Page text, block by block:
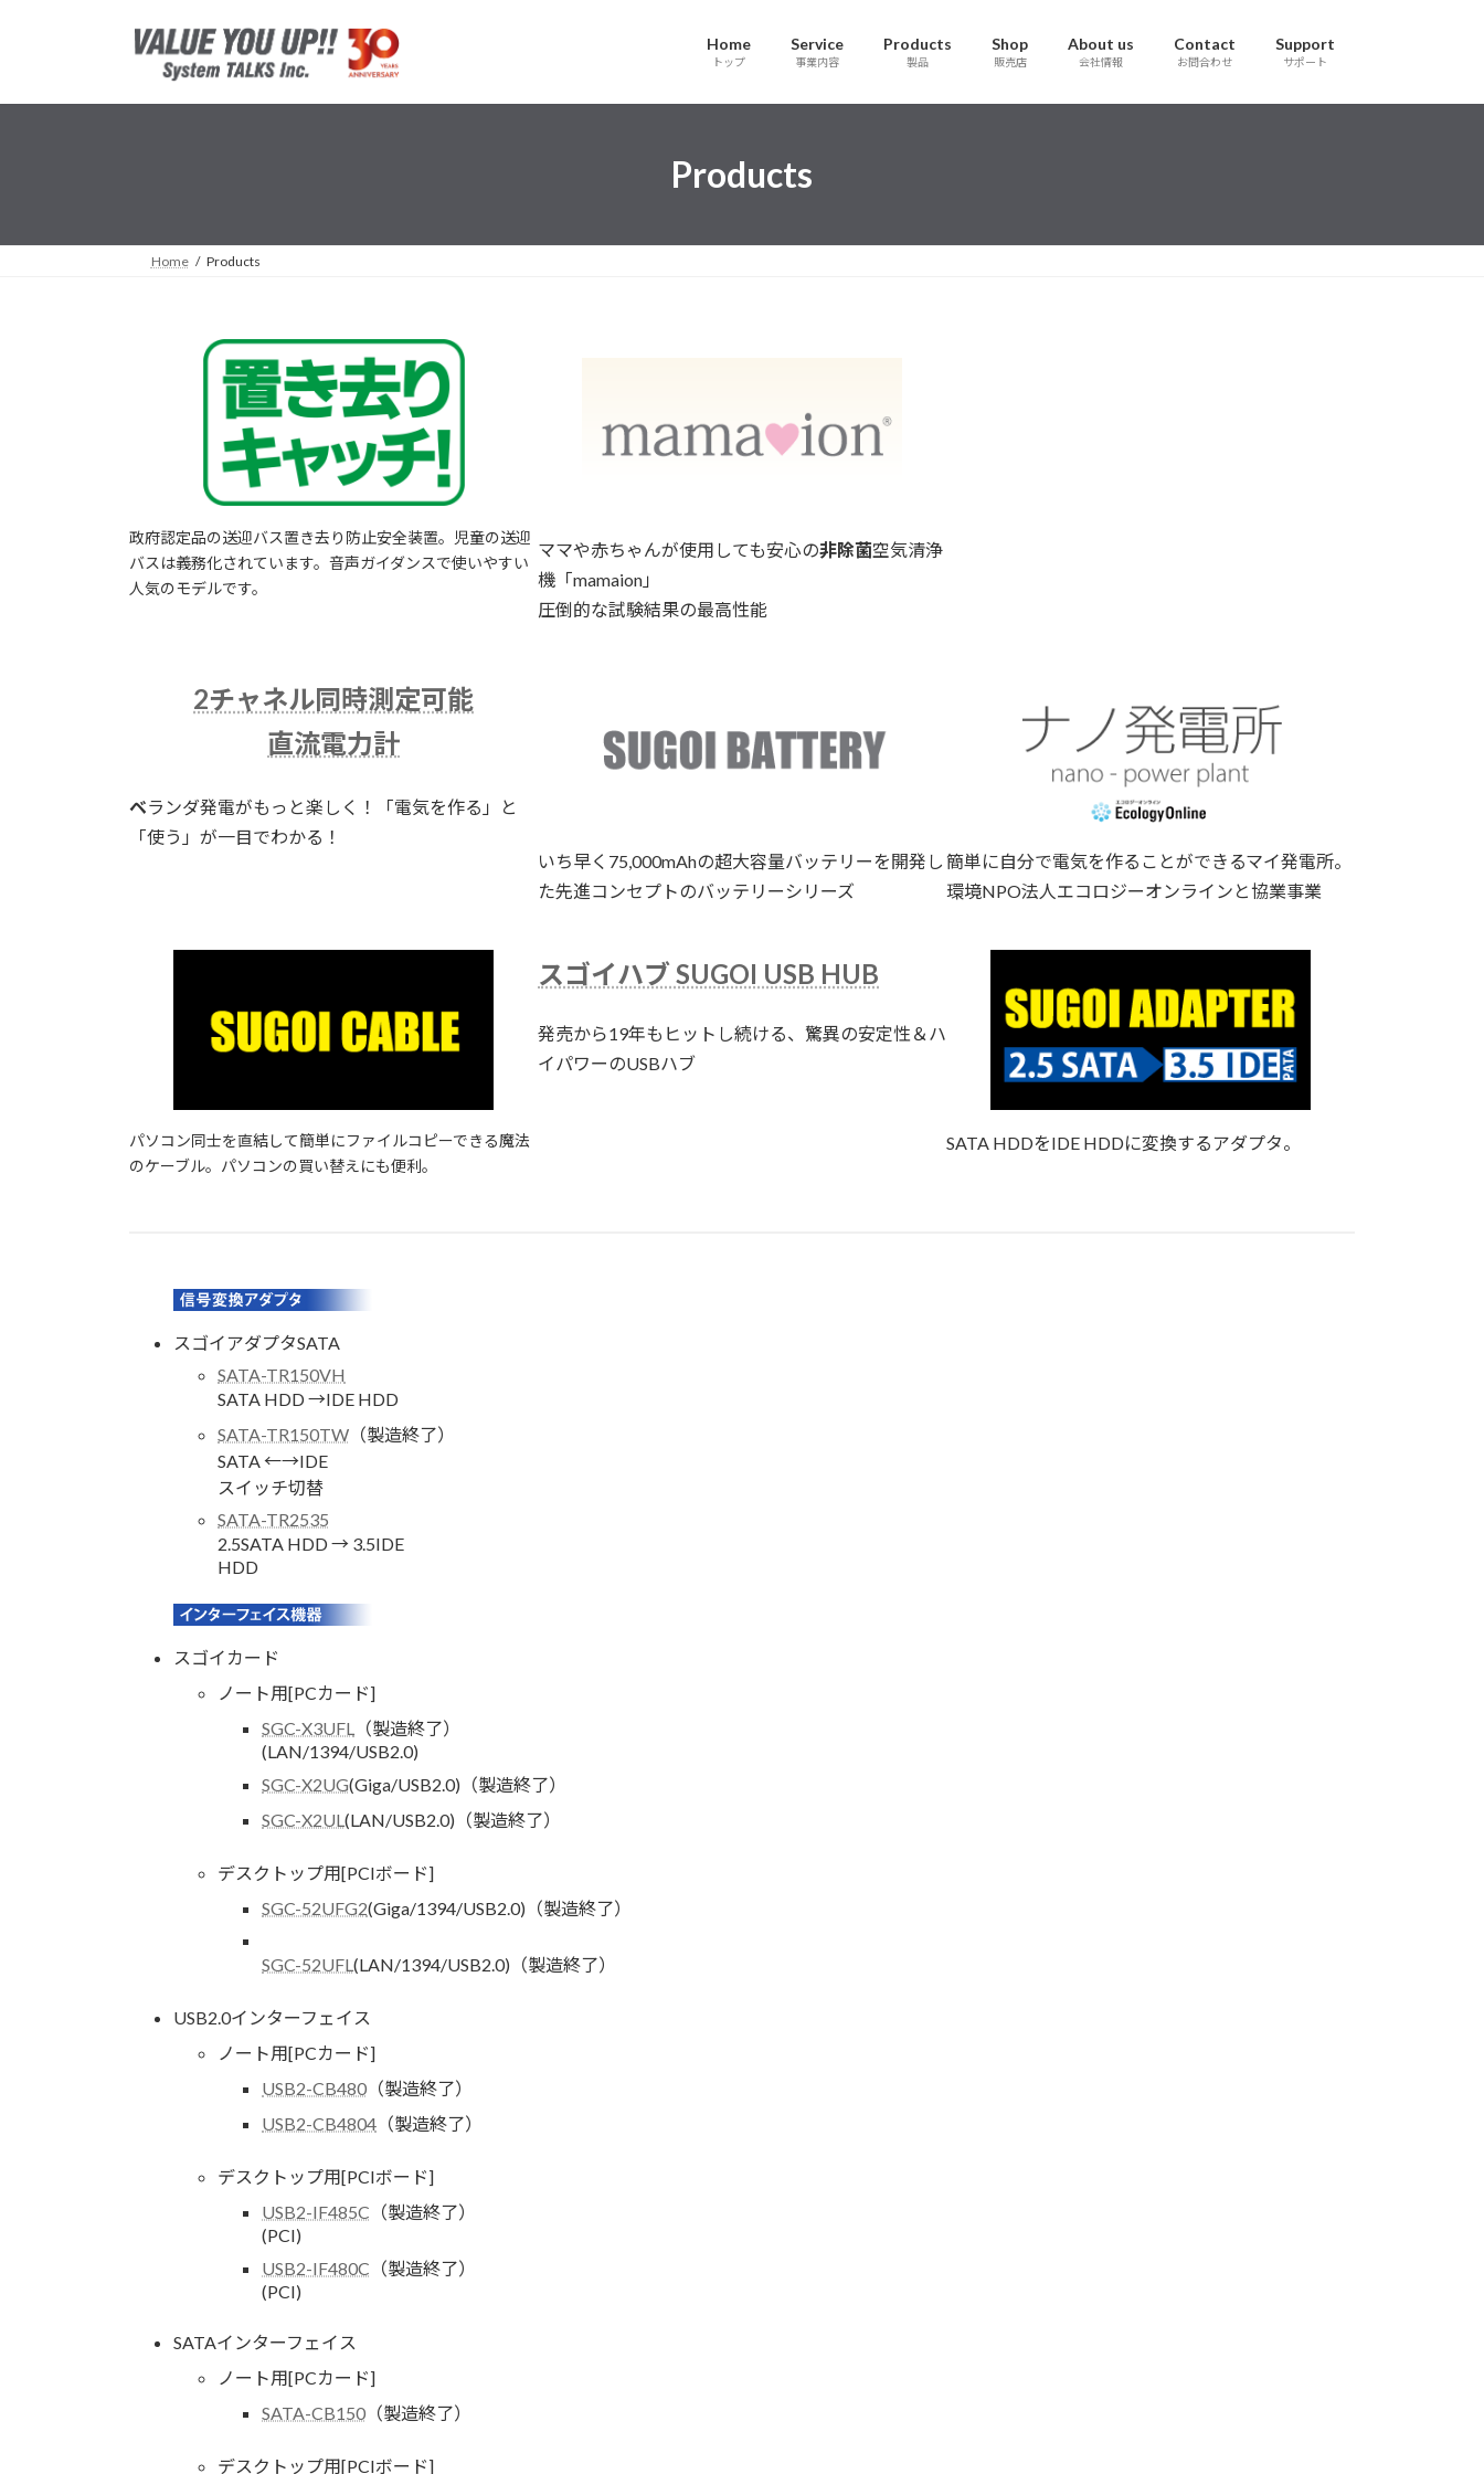
プ
動
Home
トップ
Service
事業内容
Products
製品
Shop
販売店
About us
会社情報
Contact
お問合わせ
Support
サポート
Products
Home Products
政府認定品の送迎バス置き去り防止安全装置。児童の送迎
バスは義務化されています。音声ガイダンスで使いやすい
人気のモデルです。
ママや赤ちゃんが使用しても安心の非除菌空気清浄
機「mamaion」
圧倒的な試験結果の最高性能
2チャネル同時測定可能
直流電力計
ベランダ発電がもっと楽しく！「電気を作る」と
「使う」が一目でわかる！
いち早く75,000mAhの超大容量バッテリーを開発し
た先進コンセプトのバッテリーシリーズ
簡単に自分で電気を作ることができるマイ発電所。
環境NPO法人エコロジーオンラインと協業事業
パソコン同士を直結して簡単にファイルコピーできる魔法
のケーブル。パソコンの買い替えにも便利。
スゴイハブ SUGOI USB HUB
発売から19年もヒットし続ける、驚異の安定性＆ハ
イパワーのUSBハブ
SATA HDDをIDE HDDに変換するアダプタ。
スゴイアダプタSATA
SATA-TR150VH
SATA HDD →IDE HDD
SATA-TR150TW （製造終了）
SATA ←→IDE
スイッチ切替
SATA-TR2535
2.5SATA HDD → 3.5IDE
HDD
スゴイカード
ノート用[PCカード]
SGC-X3UFL
（製造終了）
(LAN/1394/USB2.0)
SGC-X2UG(Giga/USB2.0)（製造終了）
SGC-X2UL (LAN/USB2.0)（製造終了）
デスクトップ用[PCIボード]
SGC-52UFG2(Giga/1394/USB2.0)（製造終了）
SGC-52UFL (LAN/1394/USB2.0)（製造終了）
USB2.0インターフェイス
ノート用[PCカード]
USB2-CB480 （製造終了）
USB2-CB4804 （製造終了）
デスクトップ用[PCIボード]
USB2-IF485C （製造終了）
(PCI)
USB2-IF480C （製造終了）
(PCI)
SATAインターフェイス
ノート用[PCカード]
SATA-CB150 （製造終了）
デスクトップ用[PCIボード]